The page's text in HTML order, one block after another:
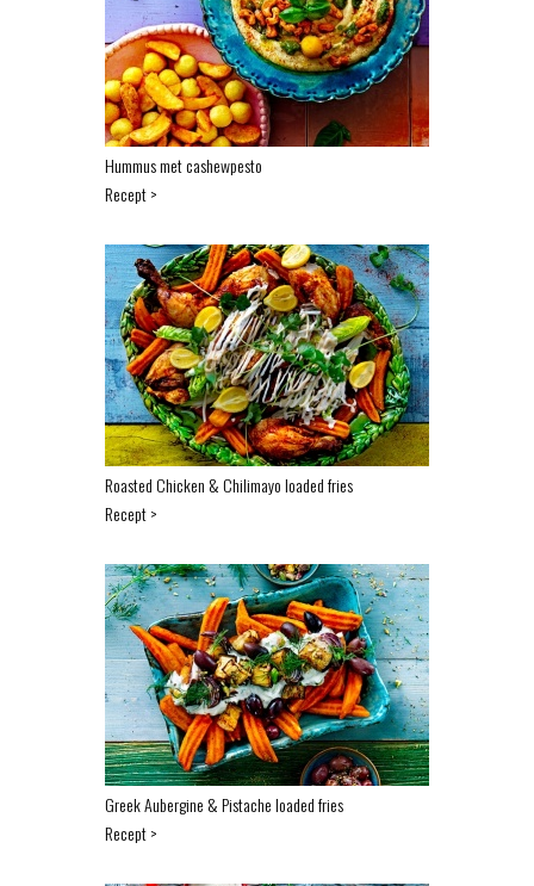
Hummus met cashewpesto
Recept >
Roasted Chicken & Chilimayo loaded fries
Recept >
Greek Aubergine & Pistache loaded fries
Recept >